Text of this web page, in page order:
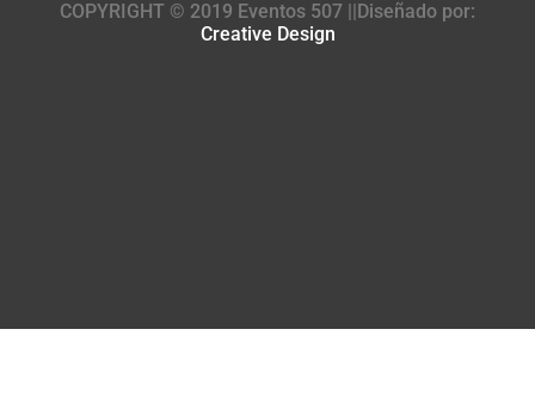
COPYRIGHT © 2019 Eventos 507 ||Diseñado por:
Creative Design